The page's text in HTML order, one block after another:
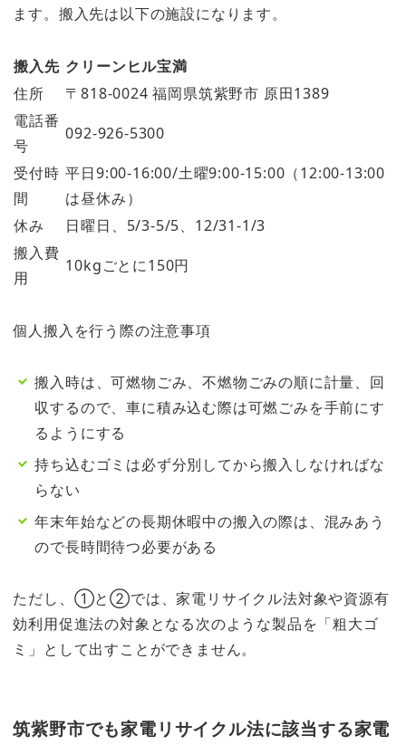
ます。搬入先は以下の施設になります。
搬入先 クリーンヒル宝満
住所
〒818-0024 福岡県筑紫野市 原田1389
電話番
号
092-926-5300
受付時
間
平日9:00-16:00/土曜9:00-15:00（12:00-13:00
は昼休み）
休み
日曜日、5/3-5/5、12/31-1/3
搬入費
用
10kgごとに150円
個人搬入を行う際の注意事項
搬入時は、可燃物ごみ、不燃物ごみの順に計量、回
収するので、車に積み込む際は可燃ごみを手前にす
るようにする
持ち込むゴミは必ず分別してから搬入しなければな
らない
年末年始などの長期休暇中の搬入の際は、混みあう
ので長時間待つ必要がある
ただし、①と②では、家電リサイクル法対象や資源有
効利用促進法の対象となる次のような製品を「粗大ゴ
ミ」として出すことができません。
筑紫野市でも家電リサイクル法に該当する家電